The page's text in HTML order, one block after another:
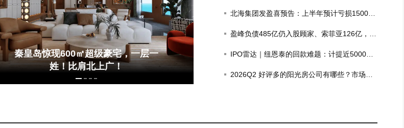
秦皇岛惊现600㎡超级豪宅，一层一
姓！比肩北上广！
约6.6万㎡新房入市，秦皇岛6月颁出
北海集团发盈喜预告：上半年预计亏损1500
盈峰负债485亿仍入股顾家、索菲亚126亿，这
IPO雷达｜纽恩泰的回款难题：计提近5000万
2026Q2 好评多的阳光房公司有哪些？市场现